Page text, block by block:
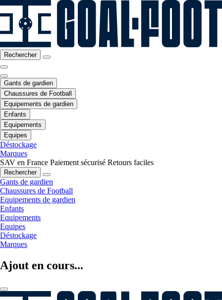
Rechercher
Gants de gardien
Chaussures de Football
Equipements de gardien
Enfants
Equipements
Equipes
Déstockage
Marques
SAV en France Paiement sécurisé Retours faciles
Rechercher
Gants de gardien
Chaussures de Football
Equipements de gardien
Enfants
Equipements
Equipes
Déstockage
Marques
Ajout en cours...